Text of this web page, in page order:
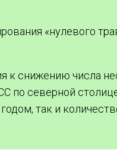
«нулевого
к снижению числа
по северной
так и